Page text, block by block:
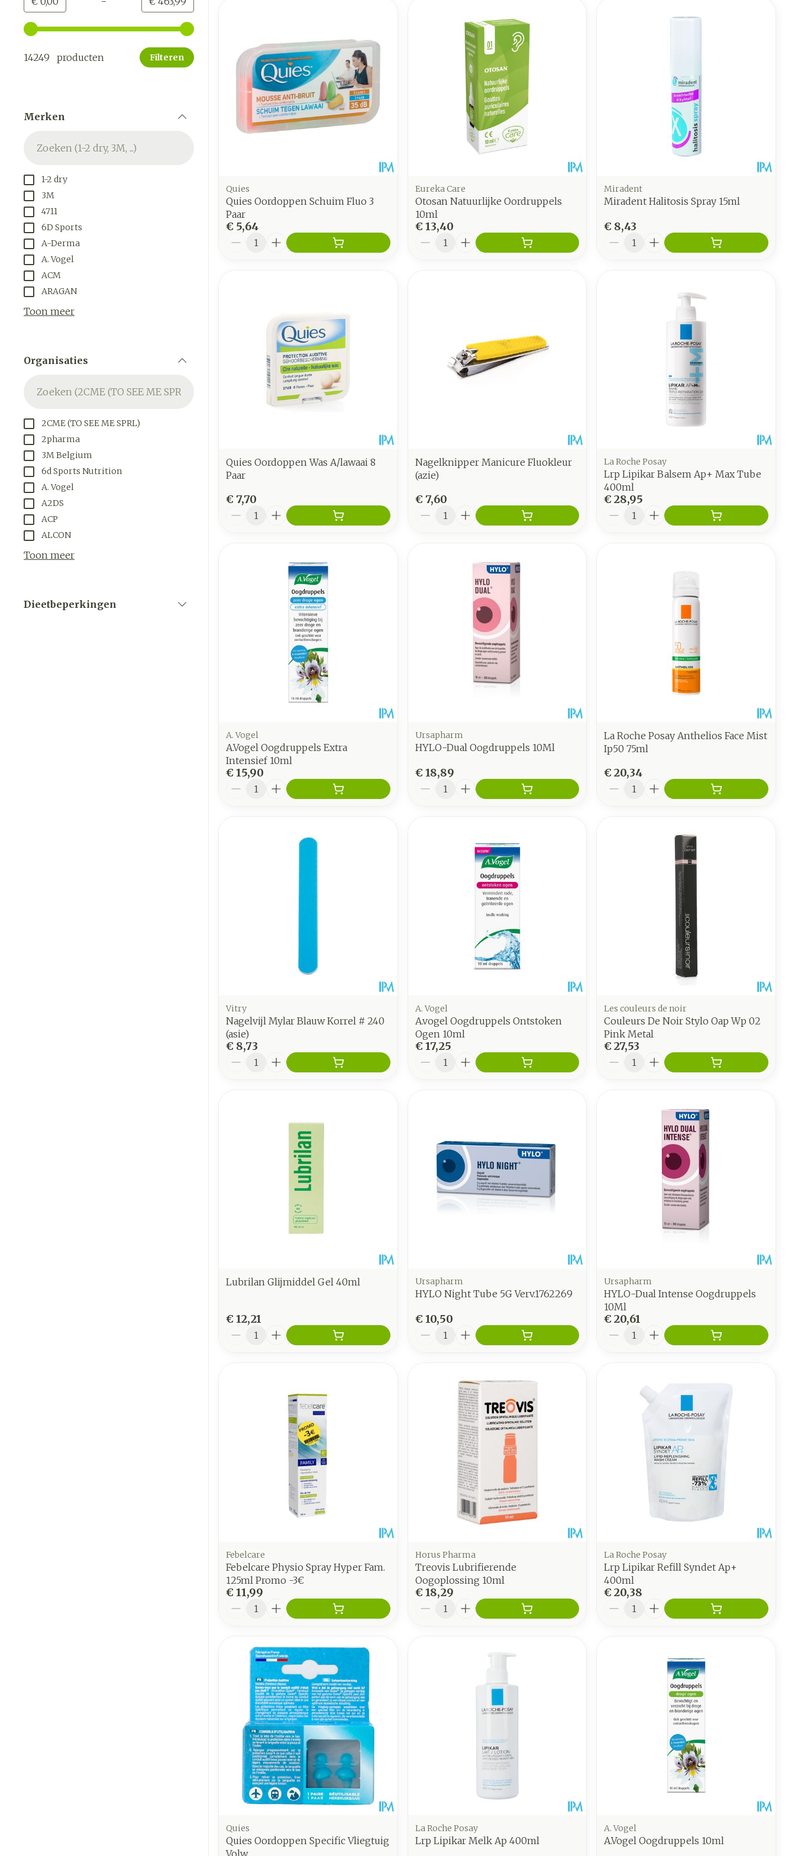
Gebruik de pijltjestoetsen links en rechts om de minimale en maximale prijswaarden aan te passen.
14249 producten Filteren
Merken
1-2 dry
3M
4711
6D Sports
A-Derma
A. Vogel
ACM
ARAGAN
Toon meer
Organisaties
2CME (TO SEE ME SPRL)
2pharma
3M Belgium
6d Sports Nutrition
A. Vogel
A2DS
ACP
ALCON
Toon meer
Dieetbeperkingen
Quies
Quies Oordoppen Schuim Fluo 3
Paar
€ 5,64
Aantal
Eureka Care
Otosan Natuurlijke Oordruppels
10ml
€ 13,40
Aantal
Miradent
Miradent Halitosis Spray 15ml
€ 8,43
Aantal
Quies Oordoppen Was A/lawaai 8
Paar
€ 7,70
Aantal
Nagelknipper Manicure Fluokleur
(azie)
€ 7,60
Aantal
La Roche Posay
Lrp Lipikar Balsem Ap+ Max Tube
400ml
€ 28,95
Aantal
A. Vogel
A.Vogel Oogdruppels Extra
Intensief 10ml
€ 15,90
Aantal
Ursapharm
HYLO-Dual Oogdruppels 10Ml
€ 18,89
Aantal
La Roche Posay Anthelios Face Mist
Ip50 75ml
€ 20,34
Aantal
Vitry
Nagelvijl Mylar Blauw Korrel # 240
(asie)
€ 8,73
Aantal
A. Vogel
A.vogel Oogdruppels Ontstoken
Ogen 10ml
€ 17,25
Aantal
Les couleurs de noir
Couleurs De Noir Stylo Oap Wp 02
Pink Metal
€ 27,53
Aantal
Lubrilan Glijmiddel Gel 40ml
€ 12,21
Aantal
Ursapharm
HYLO Night Tube 5G Verv.1762269
€ 10,50
Aantal
Ursapharm
HYLO-Dual Intense Oogdruppels
10Ml
€ 20,61
Aantal
Febelcare
Febelcare Physio Spray Hyper Fam.
125ml Promo -3€
€ 11,99
Aantal
Horus Pharma
Treovis Lubrifierende
Oogoplossing 10ml
€ 18,29
Aantal
La Roche Posay
Lrp Lipikar Refill Syndet Ap+
400ml
€ 20,38
Aantal
Quies
Quies Oordoppen Specific Vliegtuig
Volw.
La Roche Posay
Lrp Lipikar Melk Ap 400ml
A. Vogel
A.Vogel Oogdruppels 10ml